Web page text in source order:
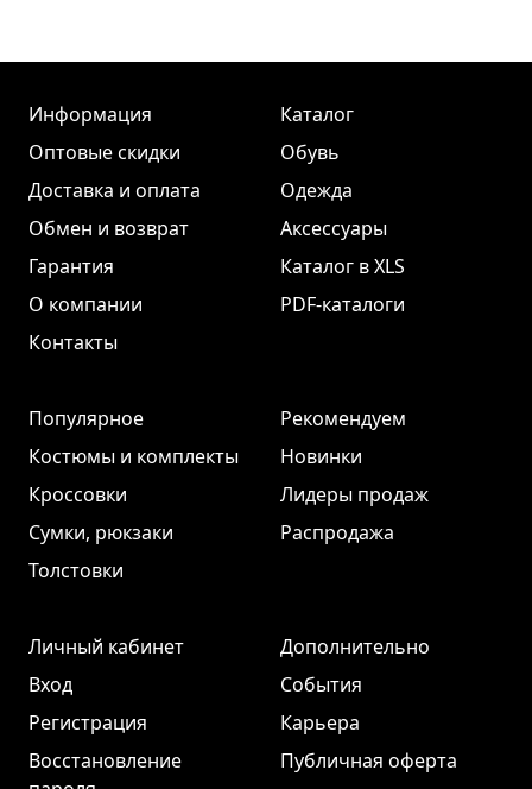
Информация
Оптовые скидки
Доставка и оплата
Обмен и возврат
Гарантия
О компании
Контакты
Каталог
Обувь
Одежда
Аксессуары
Каталог в XLS
PDF-каталоги
Популярное
Костюмы и комплекты
Кроссовки
Сумки, рюкзаки
Толстовки
Рекомендуем
Новинки
Лидеры продаж
Распродажа
Личный кабинет
Вход
Регистрация
Восстановление
Дополнительно
События
Карьера
Публичная оферта